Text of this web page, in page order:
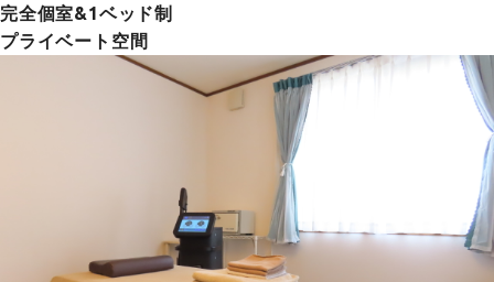
完全個室&1ベッド制
プライベート空間